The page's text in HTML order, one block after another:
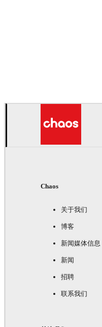
Chaos
关于我们
博客
新闻媒体信息
新闻
招聘
联系我们